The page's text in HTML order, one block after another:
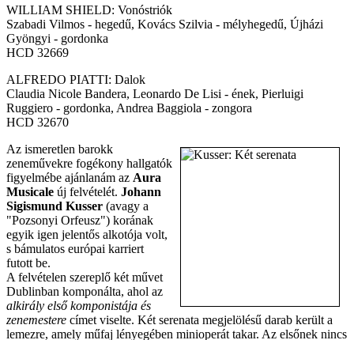
WILLIAM SHIELD: Vonóstriók
Szabadi Vilmos - hegedű, Kovács Szilvia - mélyhegedű, Újházi
Gyöngyi - gordonka
HCD 32669
ALFREDO PIATTI: Dalok
Claudia Nicole Bandera, Leonardo De Lisi - ének, Pierluigi
Ruggiero - gordonka, Andrea Baggiola - zongora
HCD 32670
Az ismeretlen barokk
zeneművekre fogékony hallgatók
figyelmébe ajánlanám az Aura
Musicale új felvételét. Johann
Sigismund Kusser (avagy a
"Pozsonyi Orfeusz") korának
egyik igen jelentős alkotója volt,
s bámulatos európai karriert
futott be.
A felvételen szereplő két művet
Dublinban komponálta, ahol az
alkirály első komponistája és
zenemestere címet viselte. Két serenata megjelölésű darab került a
lemezre, amely műfaj lényegében minioperát takar. Az elsőnek nincs